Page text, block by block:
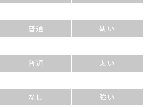
普通
硬い
普通
太い
なし
強い